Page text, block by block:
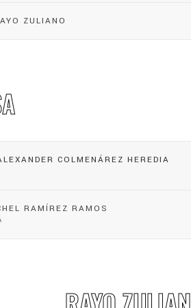
ZULIANO
COLMENÁREZ HEREDIA
RAMÍREZ RAMOS